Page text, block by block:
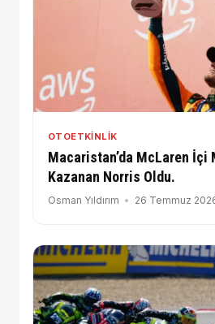
OTOETKINLIK
Macaristan’da McLaren İçi
Kazanan Norris Oldu.
Osman Yıldırım 26 Temmuz